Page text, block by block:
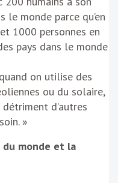
le monde parce qu’en
1000 personnes en
pays dans le monde
on utilise des
ou du solaire,
d’autres
»
du monde et la